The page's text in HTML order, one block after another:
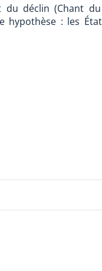
déclin (Chant
: les